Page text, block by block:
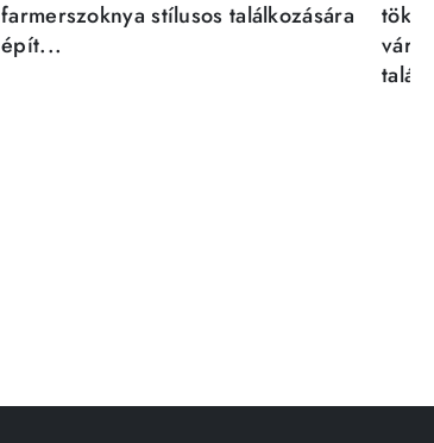
farmerszoknya stílusos találkozására
épít...